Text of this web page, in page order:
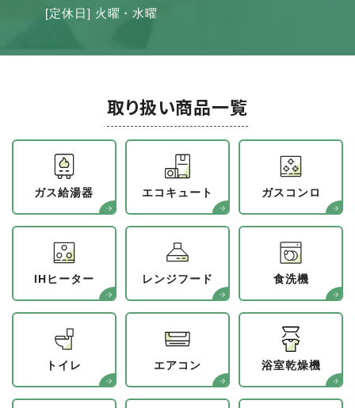
[定休日] 火曜・水曜
取り扱い商品一覧
ガス給湯器 エコキュート ガスコンロ
IHヒーター レンジフード 食洗機
トイレ エアコン 浴室乾燥機